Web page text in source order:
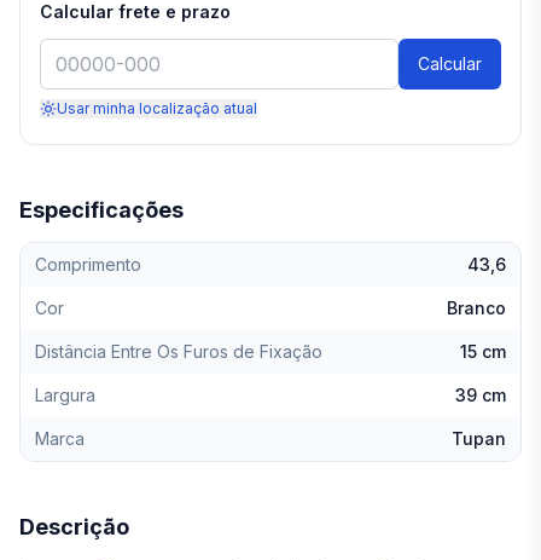
Especificações
Comprimento 43,6
Cor Branco
Distância Entre Os Furos de Fixação 15 cm
Largura 39 cm
Marca Tupan
Descrição
Calcular frete e prazo
Calcular
Usar minha localização atual